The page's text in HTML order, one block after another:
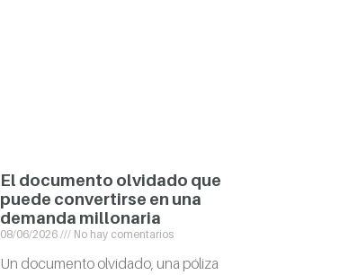
El documento olvidado que
puede convertirse en una
demanda millonaria
08/06/2026 No hay comentarios
Un documento olvidado, una póliza